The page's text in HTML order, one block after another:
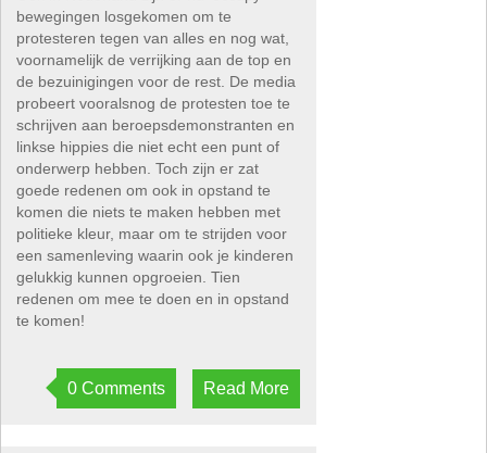
bewegingen losgekomen om te
protesteren tegen van alles en nog wat,
voornamelijk de verrijking aan de top en
de bezuinigingen voor de rest. De media
probeert vooralsnog de protesten toe te
schrijven aan beroepsdemonstranten en
linkse hippies die niet echt een punt of
onderwerp hebben. Toch zijn er zat
goede redenen om ook in opstand te
komen die niets te maken hebben met
politieke kleur, maar om te strijden voor
een samenleving waarin ook je kinderen
gelukkig kunnen opgroeien. Tien
redenen om mee te doen en in opstand
te komen!
0 Comments Read More